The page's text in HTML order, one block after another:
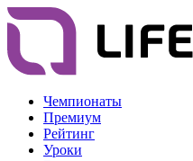
Чемпионаты
Премиум
Рейтинг
Уроки